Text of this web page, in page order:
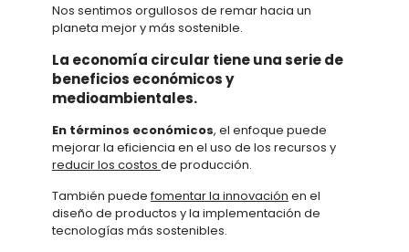
Nos sentimos orgullosos de remar hacia un
planeta mejor y más sostenible.
La economía circular tiene una serie de
beneficios económicos y
medioambientales.
En términos económicos, el enfoque puede
mejorar la eficiencia en el uso de los recursos y
reducir los costos de producción.
También puedefomentar la innovación en el
diseño de productos y la implementación de
tecnologías más sostenibles.